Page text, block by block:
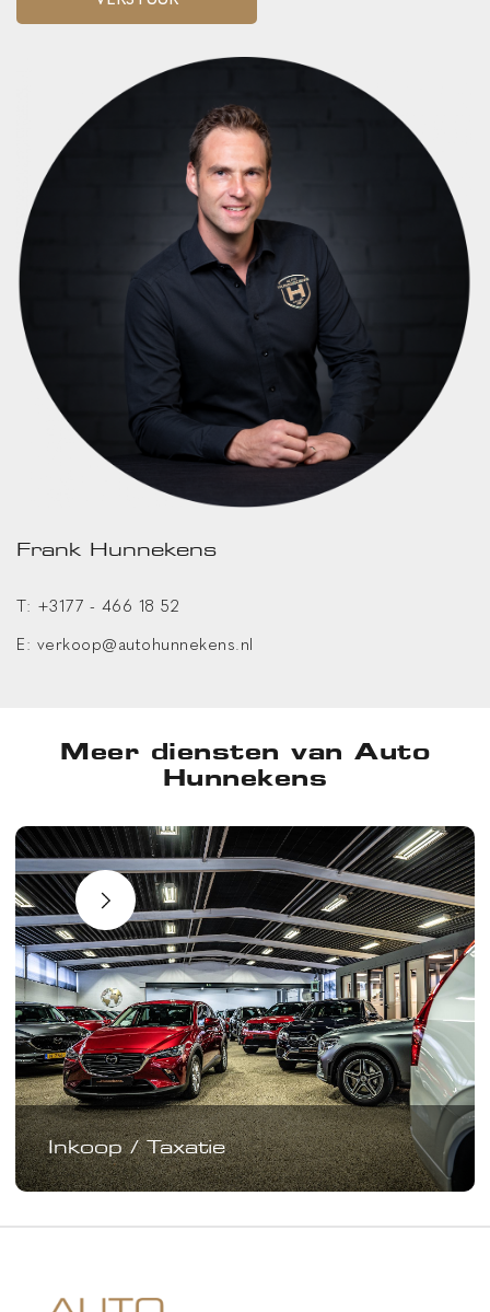
Frank Hunnekens
T: +3177 - 466 18 52
E: verkoop@autohunnekens.nl
Meer diensten van Auto
Hunnekens
Inkoop / Taxatie